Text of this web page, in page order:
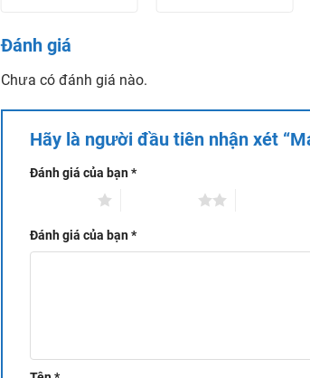
Đánh giá
Chưa có đánh giá nào.
Hãy là người đầu tiên nhận xét
Đánh giá của bạn*
Đánh giá của bạn*